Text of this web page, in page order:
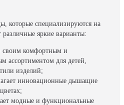
которые специализируются на
различные яркие варианты:
своим комфортным и
ассортиментом для детей,
изделий;
инновационные дышащие
модные и функциональные